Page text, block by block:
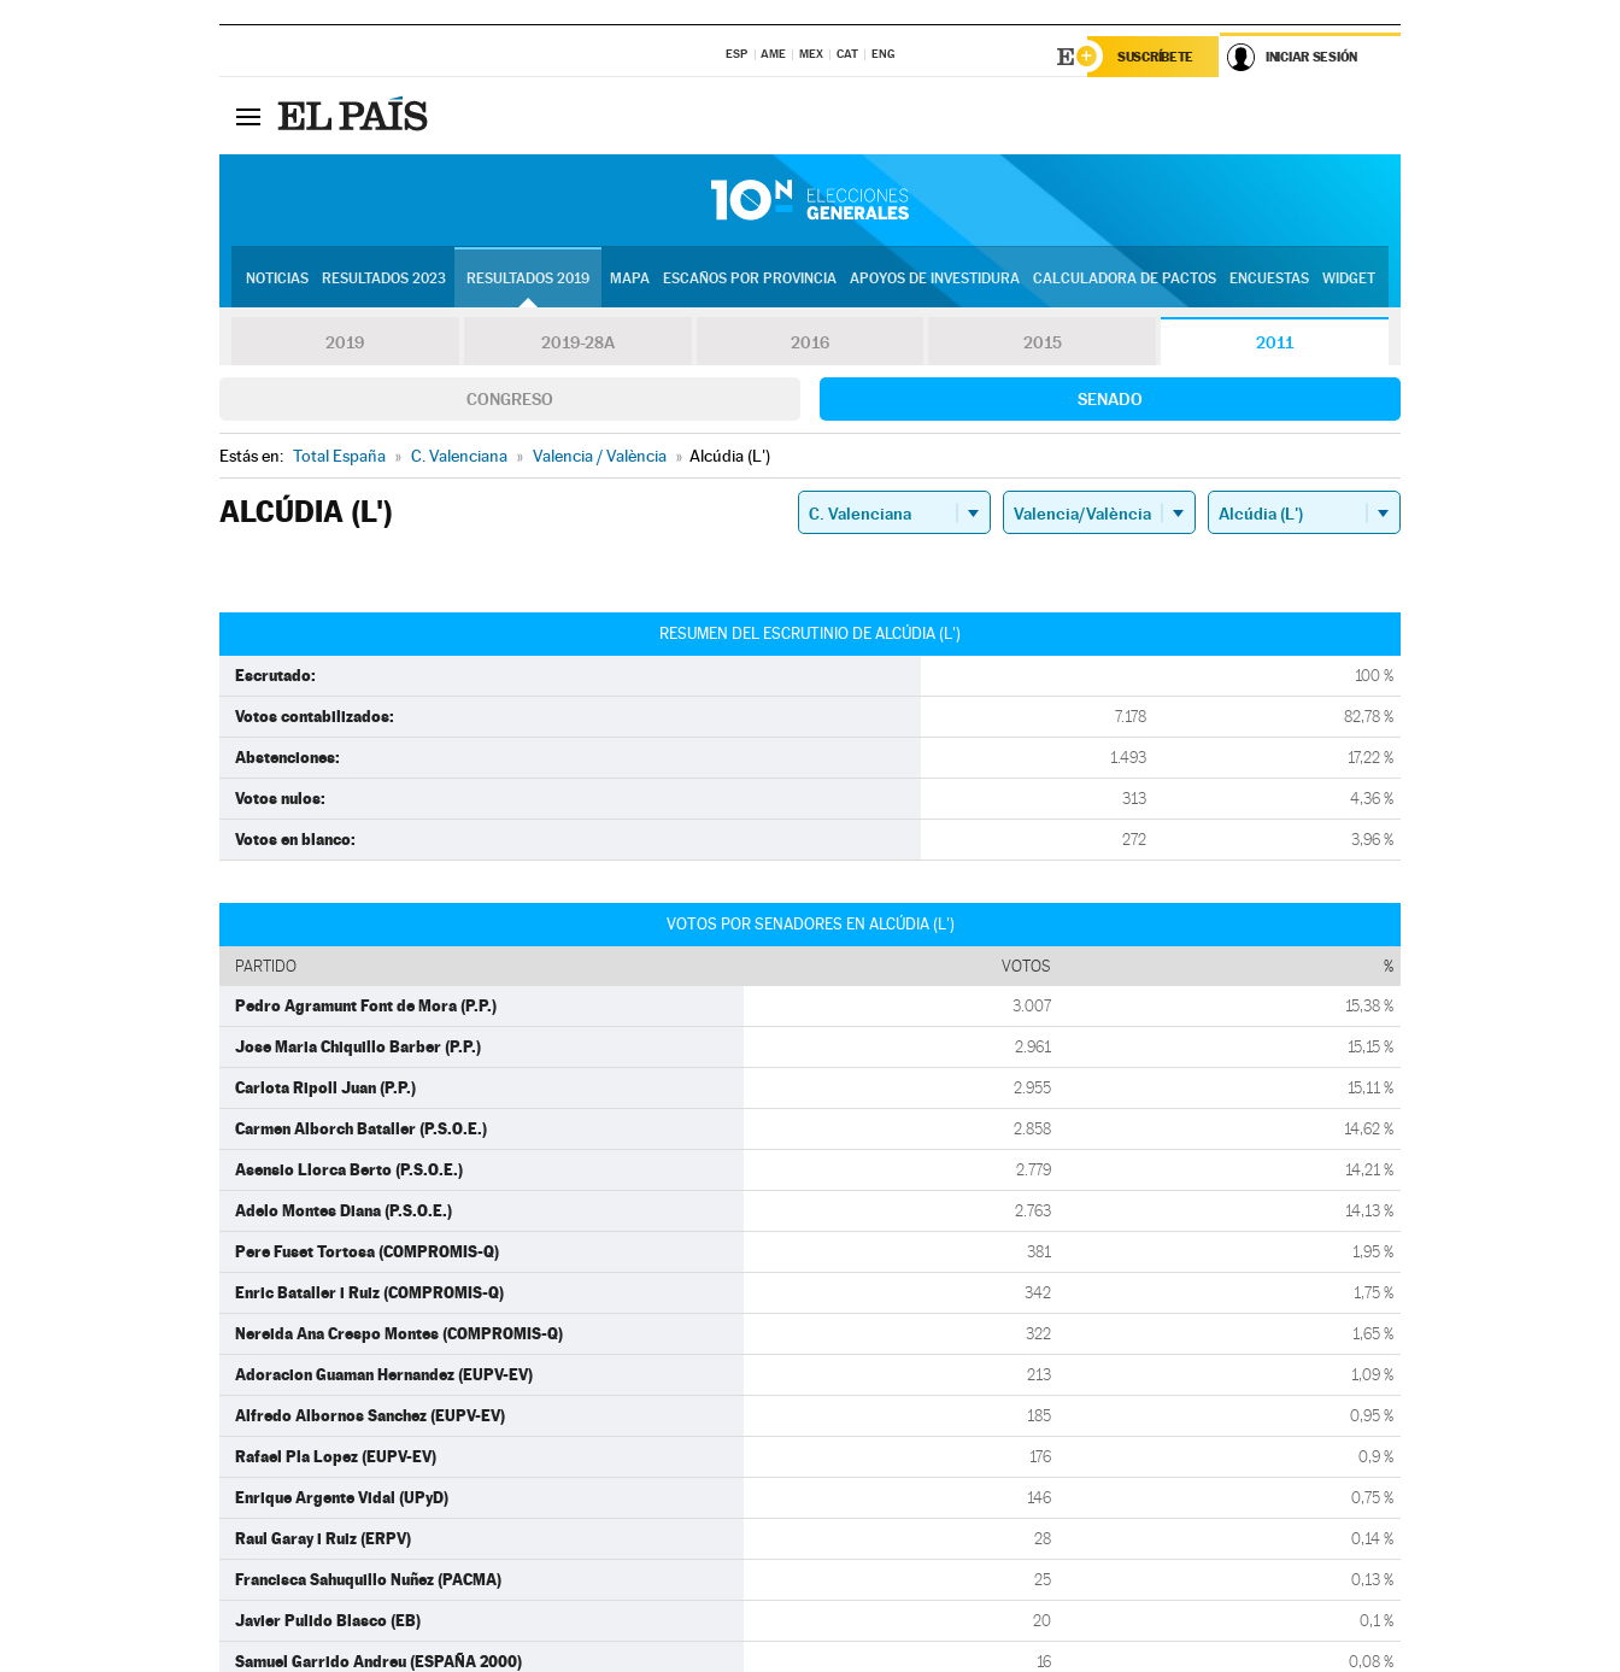
ESP AME MEX CAT ENG SUSCRÍBETE INICIAR SESIÓN
NOTICIAS RESULTADOS 2023 RESULTADOS 2019 MAPA ESCAÑOS POR PROVINCIA APOYOS DE INVESTIDURA CALCULADORA DE PACTOS ENCUESTAS WIDGET
2019 2019-28A 2016 2015 2011
CONGRESO SENADO
Estás en: Total España » C. Valenciana » Valencia / València » Alcúdia (L')
ALCÚDIA (L')
RESUMEN DEL ESCRUTINIO DE ALCÚDIA (L')
Escrutado: 100 %
Votos contabilizados: 7.178 82,78 %
Abstenciones: 1.493 17,22 %
Votos nulos: 313 4,36 %
Votos en blanco: 272 3,96 %
VOTOS POR SENADORES EN ALCÚDIA (L')
PARTIDO VOTOS %
Pedro Agramunt Font de Mora (P.P.) 3.007 15,38 %
Jose Maria Chiquillo Barber (P.P.) 2.961 15,15 %
Carlota Ripoll Juan (P.P.) 2.955 15,11 %
Carmen Alborch Bataller (P.S.O.E.) 2.858 14,62 %
Asensio Llorca Berto (P.S.O.E.) 2.779 14,21 %
Adelo Montes Diana (P.S.O.E.) 2.763 14,13 %
Pere Fuset Tortosa (COMPROMIS-Q) 381 1,95 %
Enric Bataller i Ruiz (COMPROMIS-Q) 342 1,75 %
Nereida Ana Crespo Montes (COMPROMIS-Q) 322 1,65 %
Adoracion Guaman Hernandez (EUPV-EV) 213 1,09 %
Alfredo Albornos Sanchez (EUPV-EV) 185 0,95 %
Rafael Pla Lopez (EUPV-EV) 176 0,9 %
Enrique Argente Vidal (UPyD) 146 0,75 %
Raul Garay i Ruiz (ERPV) 28 0,14 %
Francisca Sahuquillo Nuñez (PACMA) 25 0,13 %
Javier Pulido Blasco (EB) 20 0,1 %
Samuel Garrido Andreu (ESPAÑA 2000) 16 0,08 %